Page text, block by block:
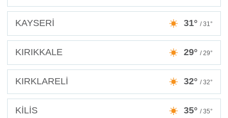
KAYSERİ 31° / 31°
KIRIKKALE 29° / 29°
KIRKLARELİ 32° / 32°
KİLİS 35° / 35°